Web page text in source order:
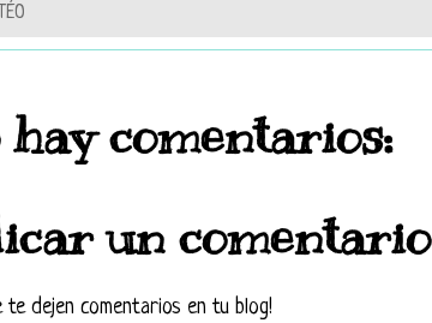
hay comentarios:
un comentario
te dejen comentarios en tu blog!